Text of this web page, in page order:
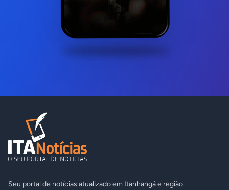
Seu portal de notícias atualizado em Itanhangá e região.